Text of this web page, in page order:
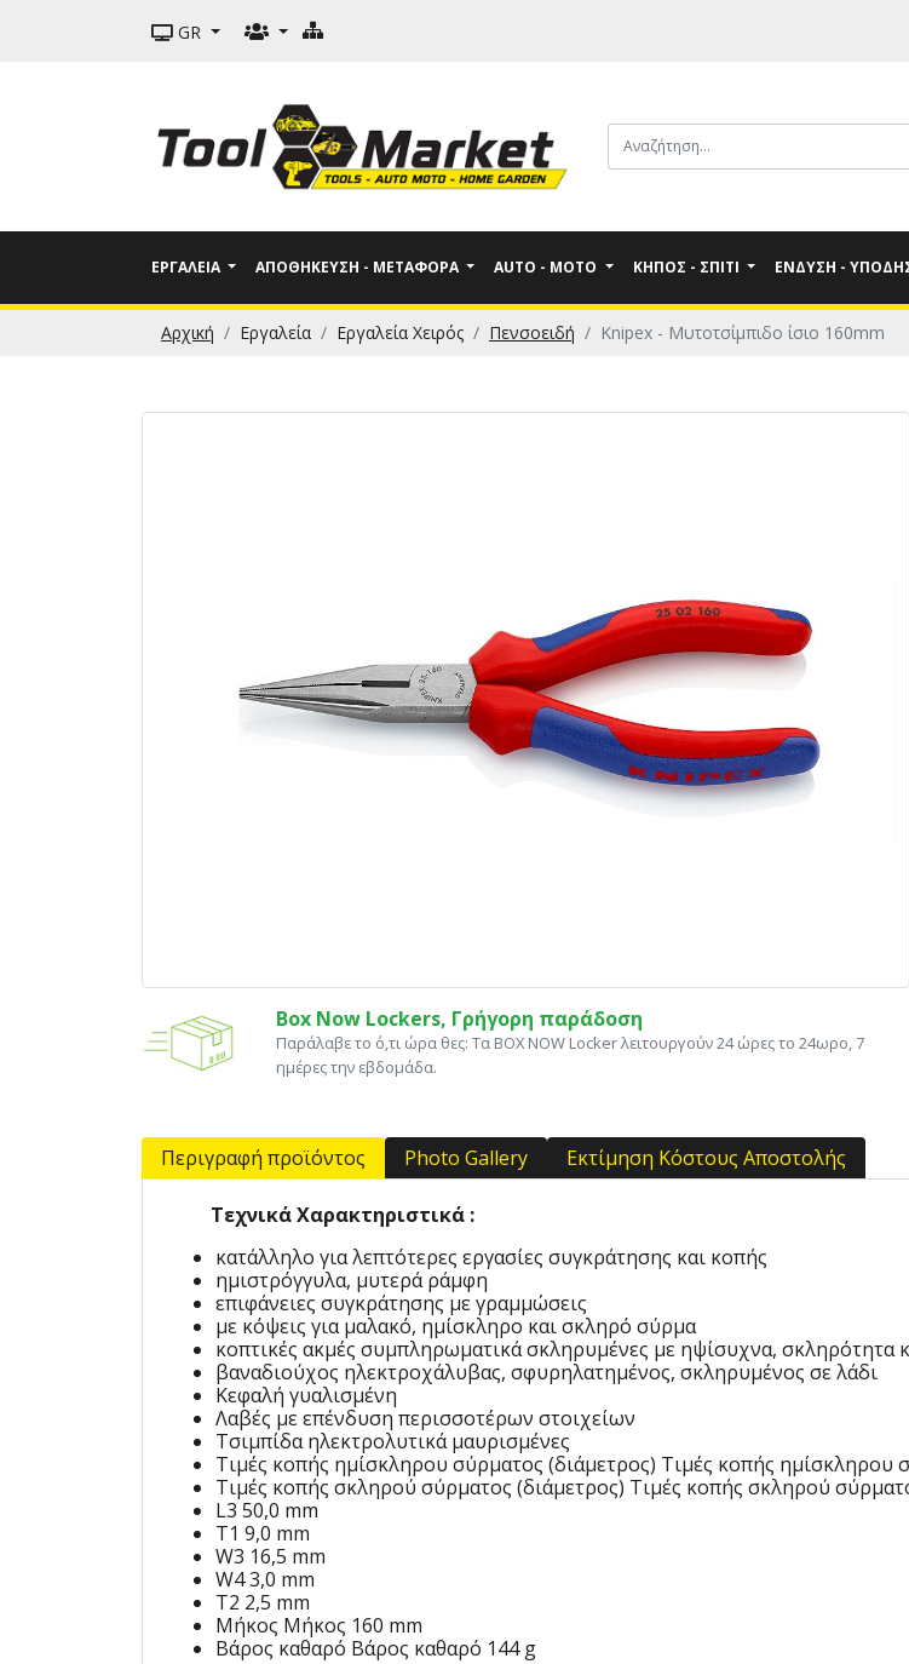
GR
ΕΡΓΑΛΕΊΑ ΑΠΟΘΉΚΕΥΣΗ - ΜΕΤΑΦΟΡΆ AUTO - MOTO ΚΉΠΟΣ - ΣΠΊΤΙ ΈΝΔΥΣΗ -
Αρχική Εργαλεία Εργαλεία Χειρός Πενσοειδή Knipex - Μυτοτσίμπιδο ίσιο 160mm
Box Now Lockers, Γρήγορη παράδοση
Παράλαβε το ό,τι ώρα θες: Tα ΒΟΧ ΝΟW Locker λειτουργούν 24 ώρες το 24ωρο, 7
ημέρες την εβδομάδα.
Περιγραφή προϊόντος Photo Gallery Εκτίμηση Κόστους Αποστολής
Τεχνικά Χαρακτηριστικά :
κατάλληλo για λεπτότερες εργασίες συγκράτησης και κοπής
ημιστρόγγυλα, μυτερά ράμφη
επιφάνειες συγκράτησης με γραμμώσεις
με κόψεις για μαλακό, ημίσκληρο και σκληρό σύρμα
κοπτικές ακμές συμπληρωματικά σκληρυμένες με ηψίσυχνα, σκληρότητα
βαναδιούχος ηλεκτροχάλυβας, σφυρηλατημένος, σκληρυμένος σε λάδι
Κεφαλή γυαλισμένη
Λαβές με επένδυση περισσοτέρων στοιχείων
Τσιμπίδα ηλεκτρολυτικά μαυρισμένες
Τιμές κοπής ημίσκληρου σύρματος (διάμετρος) Τιμές κοπής ημίσκληρου
Τιμές κοπής σκληρού σύρματος (διάμετρος) Τιμές κοπής σκληρού
L3 50,0 mm
T1 9,0 mm
W3 16,5 mm
W4 3,0 mm
T2 2,5 mm
Μήκος Μήκος 160 mm
Βάρος καθαρό Βάρος καθαρό 144 g